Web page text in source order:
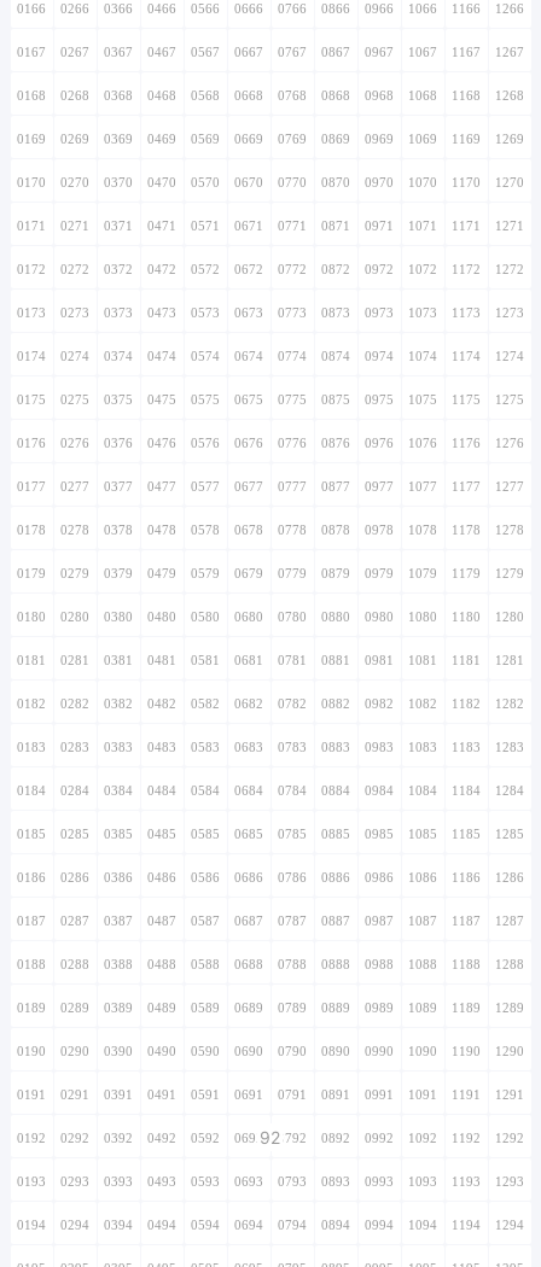
0166 0266 0366 0466 0566 0666 0766 0866 0966 1066 1166 1266
0167 0267 0367 0467 0567 0667 0767 0867 0967 1067 1167 1267
0168 0268 0368 0468 0568 0668 0768 0868 0968 1068 1168 1268
0169 0269 0369 0469 0569 0669 0769 0869 0969 1069 1169 1269
0170 0270 0370 0470 0570 0670 0770 0870 0970 1070 1170 1270
0171 0271 0371 0471 0571 0671 0771 0871 0971 1071 1171 1271
0172 0272 0372 0472 0572 0672 0772 0872 0972 1072 1172 1272
0173 0273 0373 0473 0573 0673 0773 0873 0973 1073 1173 1273
0174 0274 0374 0474 0574 0674 0774 0874 0974 1074 1174 1274
0175 0275 0375 0475 0575 0675 0775 0875 0975 1075 1175 1275
0176 0276 0376 0476 0576 0676 0776 0876 0976 1076 1176 1276
0177 0277 0377 0477 0577 0677 0777 0877 0977 1077 1177 1277
0178 0278 0378 0478 0578 0678 0778 0878 0978 1078 1178 1278
0179 0279 0379 0479 0579 0679 0779 0879 0979 1079 1179 1279
0180 0280 0380 0480 0580 0680 0780 0880 0980 1080 1180 1280
0181 0281 0381 0481 0581 0681 0781 0881 0981 1081 1181 1281
0182 0282 0382 0482 0582 0682 0782 0882 0982 1082 1182 1282
0183 0283 0383 0483 0583 0683 0783 0883 0983 1083 1183 1283
0184 0284 0384 0484 0584 0684 0784 0884 0984 1084 1184 1284
0185 0285 0385 0485 0585 0685 0785 0885 0985 1085 1185 1285
0186 0286 0386 0486 0586 0686 0786 0886 0986 1086 1186 1286
0187 0287 0387 0487 0587 0687 0787 0887 0987 1087 1187 1287
0188 0288 0388 0488 0588 0688 0788 0888 0988 1088 1188 1288
0189 0289 0389 0489 0589 0689 0789 0889 0989 1089 1189 1289
0190 0290 0390 0490 0590 0690 0790 0890 0990 1090 1190 1290
0191 0291 0391 0491 0591 0691 0791 0891 0991 1091 1191 1291
0192 0292 0392 0492 0592 0692920792 0892 0992 1092 1192 1292
0193 0293 0393 0493 0593 0693 0793 0893 0993 1093 1193 1293
0194 0294 0394 0494 0594 0694 0794 0894 0994 1094 1194 1294